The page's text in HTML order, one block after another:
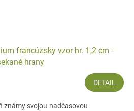
francúzsky vzor hr. 1,2 cm -
hrany
DETAIL
známy svojou nadčasovou